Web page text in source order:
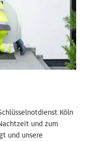
Köln
und zum
und unsere